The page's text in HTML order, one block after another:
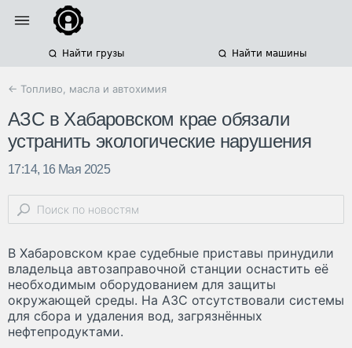
Найти грузы Найти машины
← Топливо, масла и автохимия
АЗС в Хабаровском крае обязали
устранить экологические нарушения
17:14, 16 Мая 2025
В Хабаровском крае судебные приставы принудили
владельца автозаправочной станции оснастить её
необходимым оборудованием для защиты
окружающей среды. На АЗС отсутствовали системы
для сбора и удаления вод, загрязнённых
нефтепродуктами.